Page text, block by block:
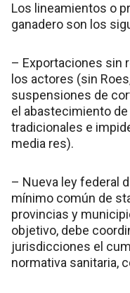
Los lineamientos o
ganadero son los
– Exportaciones sin
los actores (sin
suspensiones de
el abastecimiento
tradicionales e
media res).
– Nueva ley federal
mínimo común de
provincias y
objetivo, debe
jurisdicciones el
normativa sanitaria,